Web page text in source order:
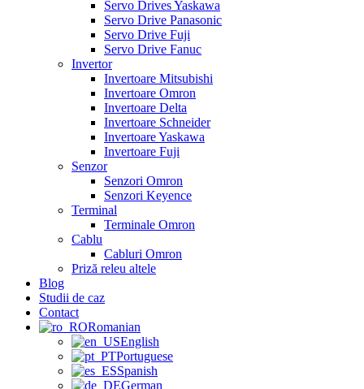
Servo Drives Yaskawa
Servo Drive Panasonic
Servo Drive Fuji
Servo Drive Fanuc
Invertor
Invertoare Mitsubishi
Invertoare Omron
Invertoare Delta
Invertoare Schneider
Invertoare Yaskawa
Invertoare Fuji
Senzor
Senzori Omron
Senzori Keyence
Terminal
Terminale Omron
Cablu
Cabluri Omron
Priză releu altele
Blog
Studii de caz
Contact
Romanian
English
Portuguese
Spanish
German